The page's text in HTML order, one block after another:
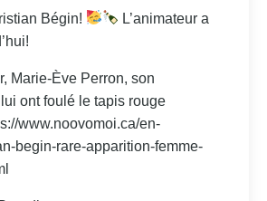
Bégin!
L’animateur a
Marie-Ève Perron, son
ont foulé le tapis rouge
www.noovomoi.ca/en-
begin-rare-apparition-femme-